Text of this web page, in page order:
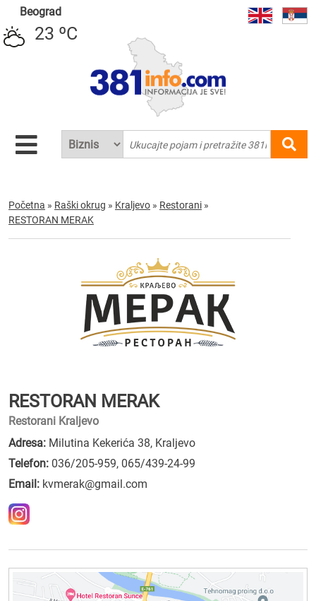
Beograd
23 ºC
Početna » Raški okrug » Kraljevo » Restorani »
RESTORAN MERAK
RESTORAN MERAK
Restorani Kraljevo
Adresa: Milutina Kekerića 38, Kraljevo
Telefon: 036/205-959, 065/439-24-99
Email: kvmerak@gmail.com